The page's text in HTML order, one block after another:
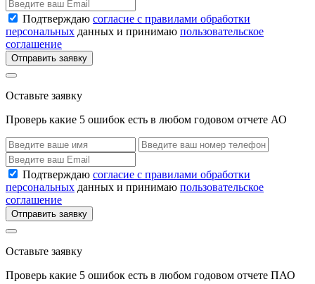
Подтверждаю согласие с правилами обработки
персональных данных и принимаю пользовательское
соглашение
Отправить заявку
Оставьте заявку
Проверь какие 5 ошибок есть в любом годовом отчете АО
Подтверждаю согласие с правилами обработки
персональных данных и принимаю пользовательское
соглашение
Отправить заявку
Оставьте заявку
Проверь какие 5 ошибок есть в любом годовом отчете ПАО